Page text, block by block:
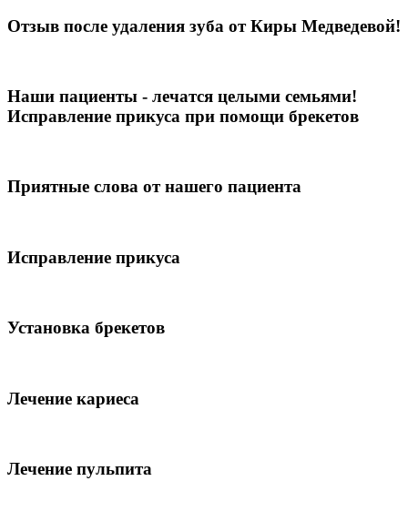
Отзыв после удаления зуба от Киры Медведевой!
Наши пациенты - лечатся целыми семьями!
Исправление прикуса при помощи брекетов
Приятные слова от нашего пациента
Исправление прикуса
Установка брекетов
Лечение кариеса
Лечение пульпита